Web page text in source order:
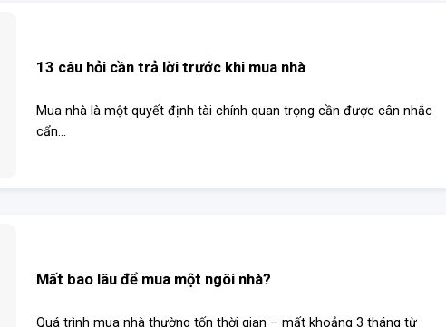
13 câu hỏi cần trả lời trước khi mua nhà
Mua nhà là một quyết định tài chính quan trọng cần được cân nhắc
cẩn...
Mất bao lâu để mua một ngôi nhà?
Quá trình mua nhà thường tốn thời gian – mất khoảng 3 tháng từ